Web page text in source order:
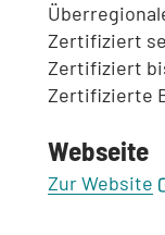
Webseite
Zur Website